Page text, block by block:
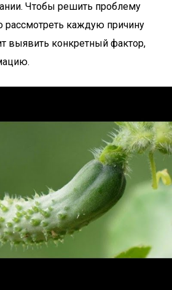
Чтобы решить проблему
каждую причину
выявить конкретный фактор,